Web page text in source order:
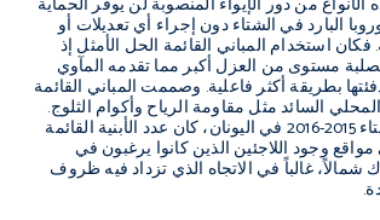
البارد في الشتاء دون إجراء أي تعديلات أو
استخدام المباني القائمة الحل الأمثل إذ
الصلبة مستوى من العزل أكبر مما تقدمه المآوي
بطريقة أكثر فاعلية. وصممت المباني القائمة
السائد مثل مقاومة الرياح وأكوام الثلوج.
ولسوء الحظ، في شتاء 2015-2016 في اليونان، كان عدد الأبنية القائمة
وجود اللاجئين الذين كانوا يرغبون في
شمالاً، غالباً في الاتجاه الذي تزداد فيه ظروف